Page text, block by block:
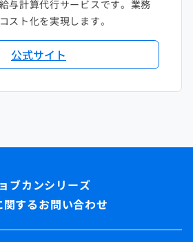
与計算代行サービスです。業務
スト化を実現します。
公式サイト
関するお問い合わせ